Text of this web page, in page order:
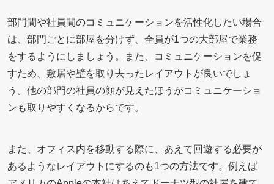
部門間や社員間のコミュニケーションを活性化したい場合
は、部門ごとに部屋を分けず、全員が1つの大部屋で業務
をするようにしましょう。また、コミュニケーションを促
すため、敷居や壁を取り去ったレイアウトが良いでしょ
う。他の部門の社員の顔が見えたほうがコミュニケーショ
ンも取りやすくなるからです。
また、オフィス内を移動する際に、あえて回遊する必要が
あるようなレイアウトにするのも1つの方法です。例えば